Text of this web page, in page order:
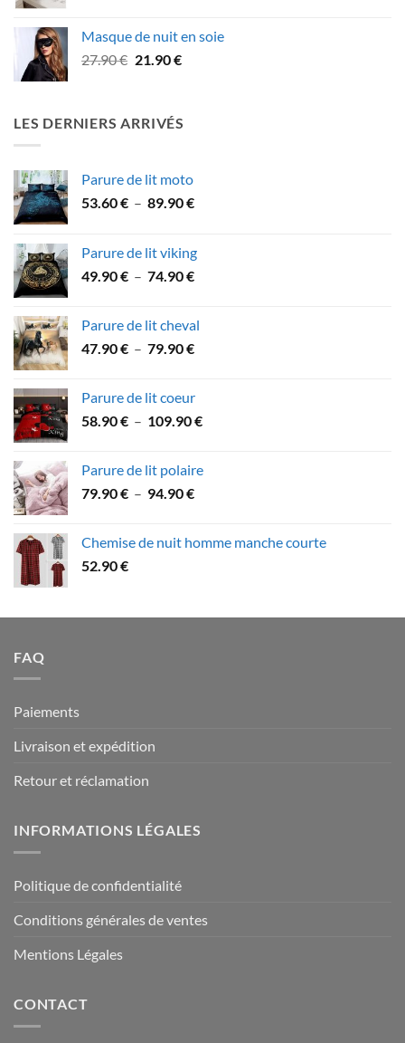
39.90 €
Masque de nuit en soie
27.90€ Le
était :
21.90€Le
est :
LES DERNIERS ARRIVÉS
Parure de lit moto
53.60€ – 89.90€Plage
53.60 €
à
Parure de lit viking
49.90€ – 74.90€Plage
49.90 €
à
Parure de lit cheval
47.90€ – 79.90€Plage
à
Parure de lit coeur
58.90€ – 109.90€Plage
58.90 €
Parure de lit polaire
79.90€ – 94.90€Plage
79.90 €
Chemise de nuit homme manche courte
52.90€
FAQ
Paiements
Livraison et expédition
Retour et réclamation
INFORMATIONS LÉGALES
Politique de confidentialité
Conditions générales de ventes
Mentions Légales
CONTACT